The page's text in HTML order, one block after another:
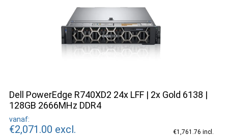
Dell PowerEdge R740XD2 24x LFF | 2x Gold 6138 |
128GB 2666MHz DDR4
vanaf:
€2,071.00 excl. €1,761.76 incl.